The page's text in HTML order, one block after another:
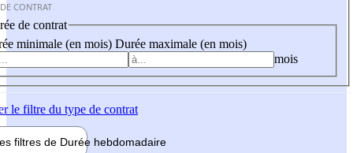
CONTRAT
de contrat
minimale (en mois) Durée maximale (en mois)
mois
le filtre du type de contrat
filtres de Durée hebdomadaire